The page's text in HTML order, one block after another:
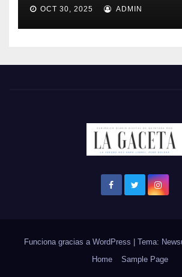
OCT 30, 2025 ADMIN
Funciona gracias a WordPress Tema:
Home
Sample Page